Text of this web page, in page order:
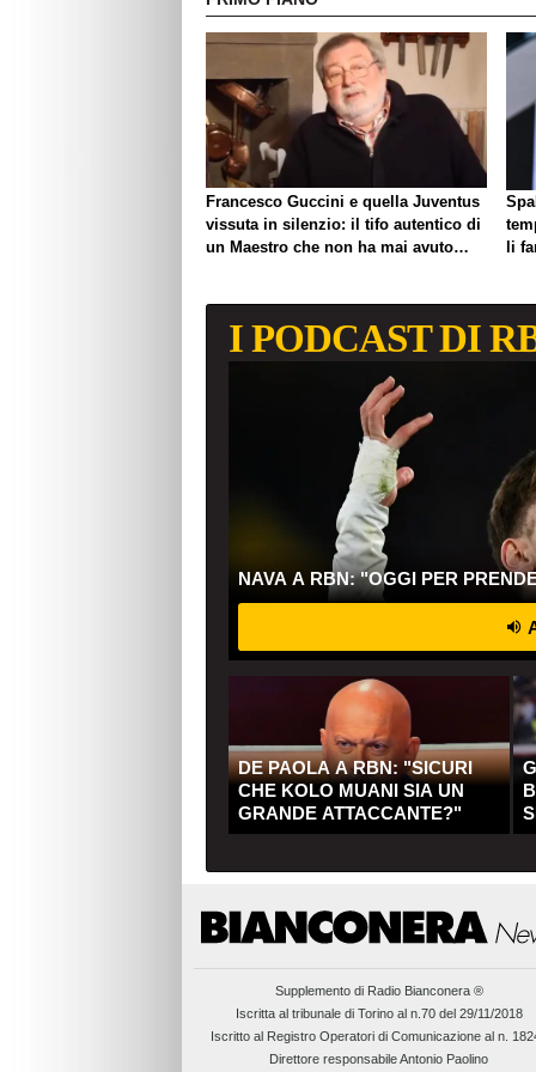
Francesco Guccini e quella Juventus
vissuta in silenzio: il tifo autentico di
un Maestro che non ha mai avuto
li
I PODCAST DI
NAVA A RBN: "OGGI PER
DE PAOLA A RBN: "SICURI
CHE KOLO MUANI SIA UN
GRANDE ATTACCANTE?"
Supplemento di Radio Bianconera ®
Iscritta al tribunale di Torino al n.70 del 29/11/2018
Iscritto al Registro Operatori di Comunicazione al n.
Direttore responsabile Antonio Paolino